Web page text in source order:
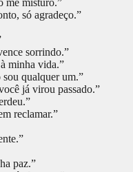
me misturo.”
só agradeço.”
sorrindo.”
minha vida.”
sou qualquer um.”
já virou passado.”
reclamar.”
paz.”